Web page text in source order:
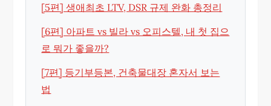
[5편] 생애최초 LTV, DSR 규제 완화 총정리
[6편] 아파트 vs 빌라 vs 오피스텔, 내 첫 집으
로 뭐가 좋을까?
[7편] 등기부등본, 건축물대장 혼자서 보는
법